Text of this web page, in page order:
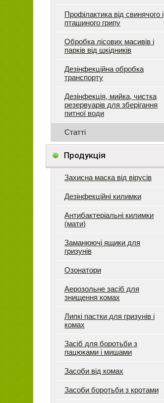
Профілактика від свинячого і
пташиного грипу
Обробка лісових масивів і
парків від шкідників
Дезінфекційна обробка
транспорту
Дезінфекція, мийка, чистка
резервуарів для зберігання
питної води
Статті
Продукція
Захисна маска від вірусів
Дезінфекційні килимки
Антибактеріальні килимки
(мати)
Заманюючі ящики для
гризунів
Озонатори
Аерозольне засіб для
знищення комах
Липкі пастки для гризунів і
комах
Засіб для боротьби з
пацюками і мишами
Засоби від комах
Засоби боротьби з кротами